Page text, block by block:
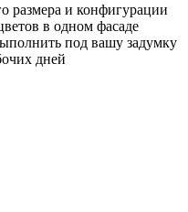
размера и конфигурации
в одном фасаде
под вашу задумку
дней